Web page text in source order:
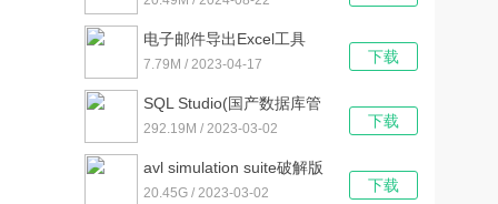
下载
电子邮件导出Excel工具
V1.3.04.13 绿色免费版
7.79M / 2023-04-17
下载
SQL Studio(国产数据库管
理软件) V1.0.3 最新免费版
292.19M / 2023-03-02
下载
avl simulation suite破解版
V2020 r1 最新免费版
20.45G / 2023-03-02